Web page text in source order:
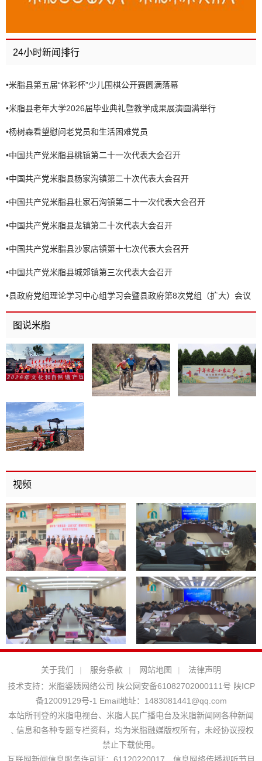
24小时新闻排行
•米脂县第五届“体彩杯”少儿围棋公开赛圆满落幕
•米脂县老年大学2026届毕业典礼暨教学成果展演圆满举行
•杨树森看望慰问老党员和生活困难党员
•中国共产党米脂县桃镇第二十一次代表大会召开
•中国共产党米脂县杨家沟镇第二十次代表大会召开
•中国共产党米脂县杜家石沟镇第二十一次代表大会召开
•中国共产党米脂县龙镇第二十次代表大会召开
•中国共产党米脂县沙家店镇第十七次代表大会召开
•中国共产党米脂县城郊镇第三次代表大会召开
•县政府党组理论学习中心组学习会暨县政府第8次党组（扩大）会议
召开
图说米脂
视频
关于我们 | 服务条款 | 网站地图 |
法律声明
技术支持： 米脂婆姨网络公司 陕公网安备61082702000111号 陕ICP
备12009129号-1 Email地址： 1483081441@qq.com
本站所刊登的米脂电视台、米脂人民广播电台及米脂新闻网各种新闻
﹑信息和各种专题专栏资料，均为米脂融媒版权所有，未经协议授权
禁止下载使用。
互联网新闻信息服务许可证：61120220017 信息网络传播视听节目